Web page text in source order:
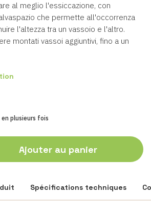
al meglio l'essiccazione, con
che permette all'occorrenza
l'altezza tra un vassoio e l'altro.
montati vassoi aggiuntivi, fino a un
plusieurs fois
Ajouter au panier
Spécifications techniques